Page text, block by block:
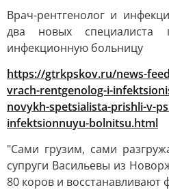
Врач-рентгенолог и
два новых специалиста
инфекционную больницу
https://gtrkpskov.ru/news-
vrach-rentgenolog-i-
novykh-spetsialista-prishli-v-
infektsionnuyu-bolnitsu.html
"Сами грузим, сами
супруги Васильевы из
80 коров и восстанавливают